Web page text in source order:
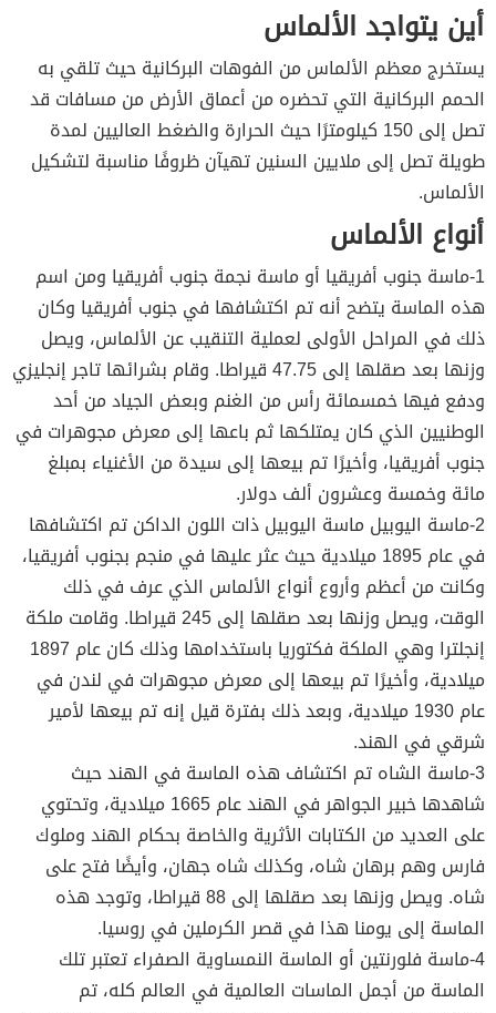
أين يتواجد الألماس
يستخرج معظم الألماس من الفوهات البركانية حيث تلقي به
الحمم البركانية التي تحضره من أعماق الأرض من مسافات قد
تصل إلى 150 كيلومترًا حيث الحرارة والضغط العاليين لمدة
طويلة تصل إلى ملايين السنين تهيآن ظروفًا مناسبة لتشكيل
الألماس.
أنواع الألماس
1-ماسة جنوب أفريقيا أو ماسة نجمة جنوب أفريقيا ومن اسم
هذه الماسة يتضح أنه تم اكتشافها في جنوب أفريقيا وكان
ذلك في المراحل الأولى لعملية التنقيب عن الألماس، ويصل
وزنها بعد صقلها إلى 47.75 قيراطا. وقام بشرائها تاجر إنجليزي
ودفع فيها خمسمائة رأس من الغنم وبعض الجياد من أحد
الوطنيين الذي كان يمتلكها ثم باعها إلى معرض مجوهرات في
جنوب أفريقيا، وأخيرًا تم بيعها إلى سيدة من الأغنياء بمبلغ
مائة وخمسة وعشرون ألف دولار.
2-ماسة اليوبيل ماسة اليوبيل ذات اللون الداكن تم اكتشافها
في عام 1895 ميلادية حيث عثر عليها في منجم بجنوب أفريقيا،
وكانت من أعظم وأروع أنواع الألماس الذي عرف في ذلك
الوقت، ويصل وزنها بعد صقلها إلى 245 قيراطا. وقامت ملكة
إنجلترا وهي الملكة فكتوريا باستخدامها وذلك كان عام 1897
ميلادية، وأخيرًا تم بيعها إلى معرض مجوهرات في لندن في
عام 1930 ميلادية، وبعد ذلك بفترة قيل إنه تم بيعها لأمير
شرقي في الهند.
3-ماسة الشاه تم اكتشاف هذه الماسة في الهند حيث
شاهدها خبير الجواهر في الهند عام 1665 ميلادية، وتحتوي
على العديد من الكتابات الأثرية والخاصة بحكام الهند وملوك
فارس وهم برهان شاه، وكذلك شاه جهان، وأيضًا فتح على
شاه. ويصل وزنها بعد صقلها إلى 88 قيراطا، وتوجد هذه
الماسة إلى يومنا هذا في قصر الكرملين في روسيا.
4-ماسة فلورنتين أو الماسة النمساوية الصفراء تعتبر تلك
الماسة من أجمل الماسات العالمية في العالم كله، تم